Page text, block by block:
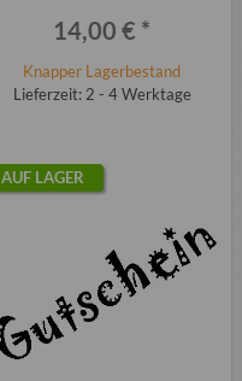
14,00 € *
Knapper Lagerbestand
Lieferzeit: 2 - 4 Werktage
AUF LAGER